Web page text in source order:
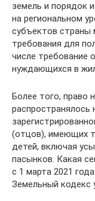
земель и порядок
на региональном
субъектов страны
требования для
числе требование
нуждающихся в
Более того, право
распространялось
(отцов), имеющих
детей, включая
пасынков. Какая
с 1 марта 2021
Земельный кодекс